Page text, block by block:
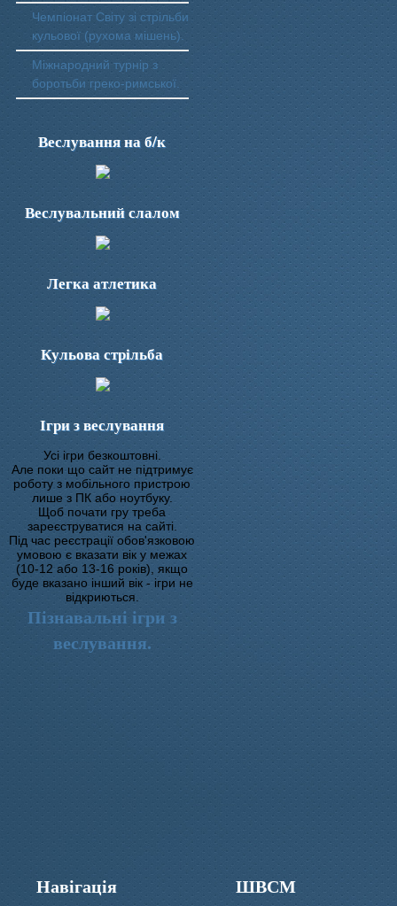
Чемпіонат Світу зі стрільби
кульової (рухома мішень).
Міжнародний турнір з
боротьби греко-римської.
Веслування на б/к
Веслувальний слалом
Легка атлетика
Кульова стрільба
Ігри з веслування
Усі ігри безкоштовні.
Але поки що сайт не підтримує
роботу з мобільного пристрою
лише з ПК або ноутбуку.
Щоб почати гру треба
зареєструватися на сайті.
Під час реєстрації обов'язковою
умовою є вказати вік у межах
(10-12 або 13-16 років), якщо
буде вказано інший вік - ігри не
відкриються.
Пізнавальні ігри з
веслування.
Навігація ШВСМ